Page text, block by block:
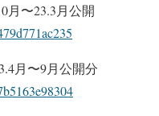
〜23.3月公開
月〜9月公開分